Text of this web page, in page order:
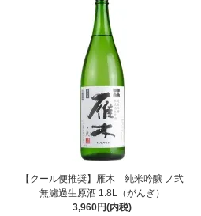
【クール便推奨】雁木 純米吟醸 ノ弐
無濾過生原酒 1.8L（がんぎ）
3,960円(内税)